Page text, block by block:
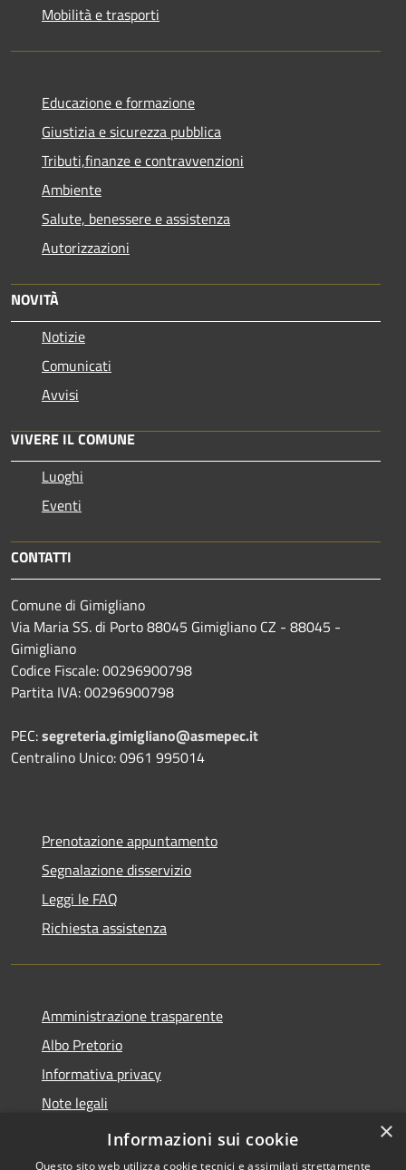
Mobilità e trasporti
Educazione e formazione
Giustizia e sicurezza pubblica
Tributi,finanze e contravvenzioni
Ambiente
Salute, benessere e assistenza
Autorizzazioni
NOVITÀ
Notizie
Comunicati
Avvisi
VIVERE IL COMUNE
Luoghi
Eventi
CONTATTI
Comune di Gimigliano
Via Maria SS. di Porto 88045 Gimigliano CZ - 88045 -
Gimigliano
Codice Fiscale: 00296900798
Partita IVA: 00296900798
PEC:segreteria.gimigliano@asmepec.it
Centralino Unico: 0961 995014
Prenotazione appuntamento
Segnalazione disservizio
Leggi le FAQ
Richiesta assistenza
Amministrazione trasparente
Albo Pretorio
Informativa privacy
Note legali
Dichiarazione di accessibilità
×
Informazioni sui cookie
Questo sito web utilizza cookie tecnici e assimilati strettamente